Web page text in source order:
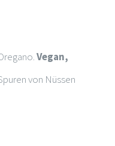
Vegan,
von Nüssen